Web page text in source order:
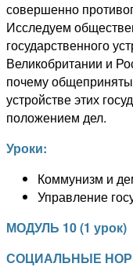
совершенно
Исследуем
государственного
Великобритании и
почему
устройстве этих
положением дел.
Уроки:
Коммунизм и
Управление
МОДУЛЬ 10(1 урок)
СОЦИАЛЬНЫЕ